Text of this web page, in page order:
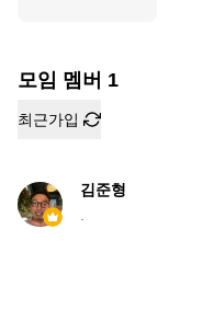
모임 멤버 1
최근가입
김준형